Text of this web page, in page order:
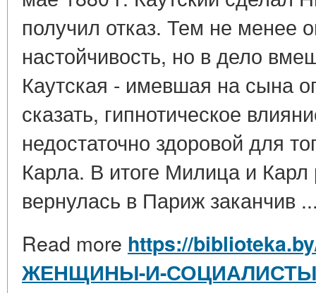
получил отказ. Тем не менее
настойчивость, но в дело
Каутская - имевшая на сына
сказать, гипнотическое
недостаточно здоровой для
Карла. В итоге Милица и
вернулась в Париж заканчив
Read more https://
ЖЕНЩИНЫ-И-СОЦИАЛИСТЫ